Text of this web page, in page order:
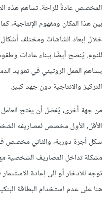
المخصص عادةً للراحة. تساهم هذه
بين هذا المكان ومفهوم الإنتاجية،
خلال إبعاد الشاشات ومختلف
للنوم. يُنصح أيضًا ببناء عادات
يساهم العمل الروتيني في تعويد
التركيز والانتاجية دون جهد كبير.
من جهة أخرى، يُفضل أن يفتح
الأقل، الأول مخصص لمصاريفه
شكل أجرة دورية، والثاني مخصص
مشكلة تداخل المصاريف الشخصية
توجه للادخار أو إلى إعادة
هنا على عدم استخدام البطاقة